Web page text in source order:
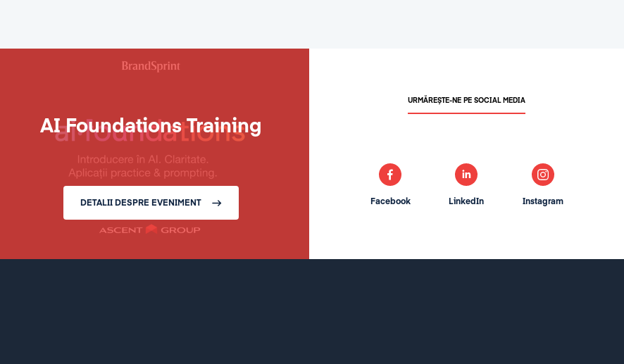
AI Foundations Training
DETALII DESPRE EVENIMENT
URMĂREȘTE-NE PE SOCIAL MEDIA
Facebook LinkedIn Instagram